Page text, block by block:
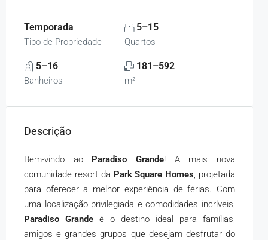
Temporada
Tipo de Propriedade
5–15
Quartos
5–16
Banheiros
181–592
m²
Descrição
Bem-vindo ao Paradiso Grande! A mais nova
comunidade resort da Park Square Homes, projetada
para oferecer a melhor experiência de férias. Com
uma localização privilegiada e comodidades incríveis,
Paradiso Grande é o destino ideal para famílias,
amigos e grandes grupos que desejam desfrutar do